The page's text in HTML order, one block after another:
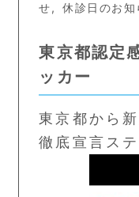
せ,休診日のお知
東京都認定
ッカー
東京都から
徹底宣言ス